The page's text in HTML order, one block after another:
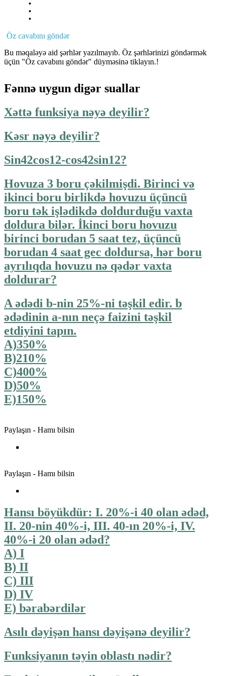
Öz cavabını göndər
Bu məqaləyə aid şərhlər yazılmayıb. Öz şərhlərinizi göndərmək
üçün "Öz cavabını göndər" düyməsinə tiklayın.!
Fənnə uygun digər suallar
Xəttə funksiya nəyə deyilir?
Kəsr nəyə deyilir?
Sin42cos12-cos42sin12?
Hovuza 3 boru çəkilmişdi. Birinci və
ikinci boru birlikdə hovuzu üçüncü
boru tək işlədikdə doldurduğu vaxta
doldura bilər. İkinci boru hovuzu
birinci borudan 5 saat tez, üçüncü
borudan 4 saat gec doldursa, hər boru
ayrılıqda hovuzu nə qədər vaxta
doldurar?
A ədədi b-nin 25%-ni təşkil edir. b
ədədinin a-nın neçə faizini təşkil
etdiyini tapın.
A)350%
B)210%
C)400%
D)50%
E)150%
Paylaşın - Hamı bilsin
Paylaşın - Hamı bilsin
Hansı böyükdür: I. 20%-i 40 olan ədəd,
II. 20-nin 40%-i, III. 40-ın 20%-i, IV.
40%-i 20 olan ədəd?
A) I
B) II
C) III
D) IV
E) bərabərdilər
Asılı dəyişən hansı dəyişənə deyilir?
Funksiyanın təyin oblastı nədir?